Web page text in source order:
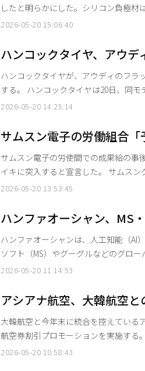
したと明らかにした。シリコン負極材
段に高く、充填速度も速い。 ポスコフューチャーエムが開発したシリコン負極材料は、黒
常、黒鉛系負極材と混合されてバッテ
リコン負極材の混合比率を20%以上に
80%以上
2026-05-20 15:06:40
ハンコックタイヤ、アウ
ハンコックタイヤが、アウディのフラ
する。 ハンコックタイヤは20日、同モデルの韓国国内および欧州での販売分に、フラッグ
シップタイヤブランド「ベンタス（
たタイヤを開発した。20インチから23
イヤの「ベンタス S1 エボ Z AS X」、
2026-05-20 14:25:14
サムスン電子の労働組合
入…会社側の拒否により事
サムスン電子の労使間での成果給の事
イキに突入すると宣言した。 サムスングループ超企業労働組合サムスン電子支部のチェ・
スンホ委員長は20日、声明を発表し、
合は同意したが、会社側が最終的な決断を下せ
組は19日午後10時頃に中労委の調整
2026-05-20 13:53:45
ハンファオーシャン、MS
発に拍車
ハンファオーシャンは、人工知能（AI
ソフト（MS）やグーグルなどのグロ
いて議論した。K-海洋防衛の将来の成
は20日、前日（19日）ソウル中区のハ
術研究会」を開催し、スマート艦艇
2026-05-20 11:14:53
アシアナ航空、大韓航空
線全路線に拡大
大韓航空と今年末に統合を控えている
航空券割引プロモーションを実施する。 アシアナ航空は20日、昨年6月から常時運営してい
るマイレージ航空券割引プロモーショ
2026-05-20 10:58:43